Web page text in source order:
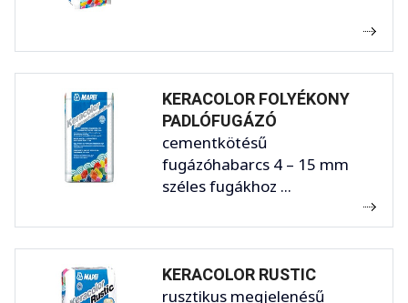
KERACOLOR FOLYÉKONY
PADLÓFUGÁZÓ
cementkötésű
fugázóhabarcs 4 – 15 mm
széles fugákhoz ...
KERACOLOR RUSTIC
rusztikus megjelenésű